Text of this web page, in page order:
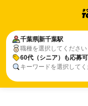
千葉県新千葉駅
職種を選択してください
60代（シニア）も応募可
キーワードを選択して
千葉県新千葉駅
60代（シニア）も応募可